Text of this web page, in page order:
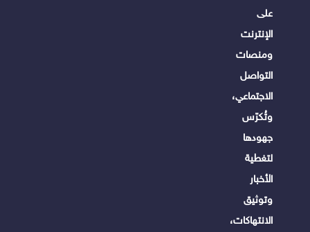
على
الإنترنت
ومنصات
التواصل
الاجتماعي،
وتُكرّس
جهودها
لتغطية
الأخبار
وتوثيق
الانتهاكات،